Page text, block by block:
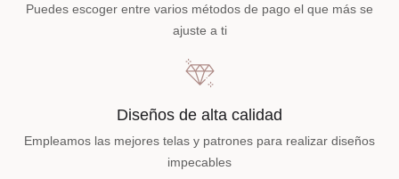
Puedes escoger entre varios métodos de pago el que más se
ajuste a ti
Diseños de alta calidad
Empleamos las mejores telas y patrones para realizar diseños
impecables